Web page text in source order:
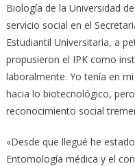
Biología de la Universidad
servicio social en el
Estudiantil Universitaria, a
propusieron el IPK como
laboralmente. Yo tenía en
hacia lo biotecnológico,
reconocimiento social
«Desde que llegué he
Entomología médica y el